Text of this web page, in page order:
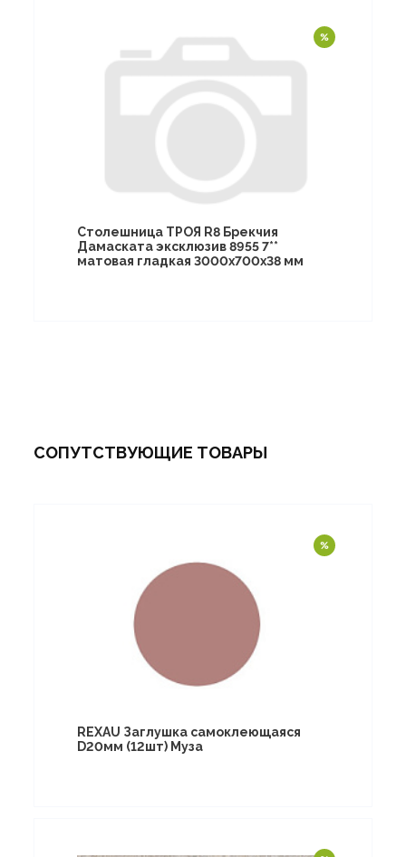
Столешница ТРОЯ R8 Брекчия
Дамаската эксклюзив 8955 7**
матовая гладкая 3000х700х38 мм
СОПУТСТВУЮЩИЕ ТОВАРЫ
REXAU Заглушка самоклеющаяся
D20мм (12шт) Муза